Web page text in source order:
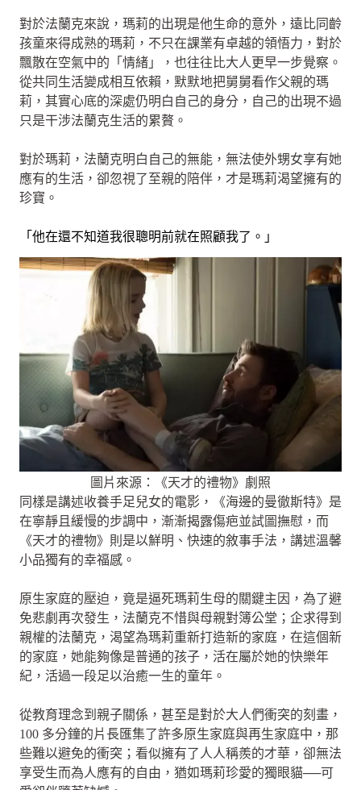
對於法蘭克來說，瑪莉的出現是他生命的意外，遠比同齡
孩童來得成熟的瑪莉，不只在課業有卓越的領悟力，對於
飄散在空氣中的「情緒」，也往往比大人更早一步覺察。
從共同生活變成相互依賴，默默地把舅舅看作父親的瑪
莉，其實心底的深處仍明白自己的身分，自己的出現不過
只是干涉法蘭克生活的累贅。
對於瑪莉，法蘭克明白自己的無能，無法使外甥女享有她
應有的生活，卻忽視了至親的陪伴，才是瑪莉渴望擁有的
珍寶。
「他在還不知道我很聰明前就在照顧我了。」
圖片來源：《天才的禮物》劇照
同樣是講述收養手足兒女的電影，《海邊的曼徹斯特》是
在寧靜且緩慢的步調中，漸漸揭露傷疤並試圖撫慰，而
《天才的禮物》則是以鮮明、快速的敘事手法，講述溫馨
小品獨有的幸福感。
原生家庭的壓迫，竟是逼死瑪莉生母的關鍵主因，為了避
免悲劇再次發生，法蘭克不惜與母親對簿公堂；企求得到
親權的法蘭克，渴望為瑪莉重新打造新的家庭，在這個新
的家庭，她能夠像是普通的孩子，活在屬於她的快樂年
紀，活過一段足以治癒一生的童年。
從教育理念到親子關係，甚至是對於大人們衝突的刻畫，
100 多分鐘的片長匯集了許多原生家庭與再生家庭中，那
些難以避免的衝突；看似擁有了人人稱羨的才華，卻無法
享受生而為人應有的自由，猶如瑪莉珍愛的獨眼貓──可